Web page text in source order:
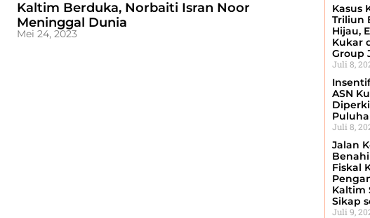
Kaltim Berduka, Norbaiti Isran Noor
Meninggal Dunia
Mei 24, 2023
Kasus
Triliun
Hijau,
Kukar
Group
Juli 8,
ASN
Juli 8,
Jalan
Fiskal
Kaltim
Sikap
Juli 9,